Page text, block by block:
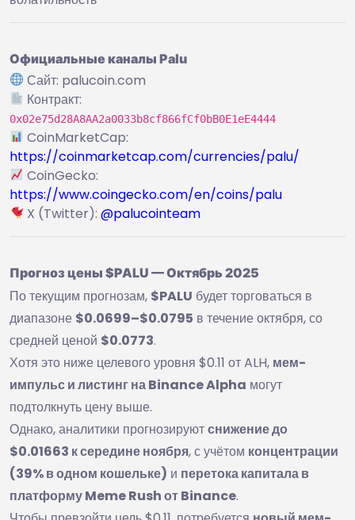
Официальные каналы Palu
Сайт: palucoin.com
Контракт:
0x02e75d28A8AA2a0033b8cf866fCf0bB0E1eE4444
CoinMarketCap:
https://coinmarketcap.com/currencies/palu/
CoinGecko:
https://www.coingecko.com/en/coins/palu
X (Twitter):@palucointeam
Прогноз цены $PALU — Октябрь 2025
По текущим прогнозам, $PALU будет торговаться в
диапазоне $0.0699–$0.0795 в течение октября, со
средней ценой $0.0773.
Хотя это ниже целевого уровня $0.11 от ALH, мем-
импульс и листинг на Binance Alpha могут
подтолкнуть цену выше.
Однако, аналитики прогнозируютснижение до
$0.01663 к середине ноября, с учётом концентрации
(39% в одном кошельке) и перетока капитала в
платформу Meme Rush от Binance.